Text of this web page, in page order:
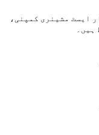
فار ایسٹ مشینری کمپنی،